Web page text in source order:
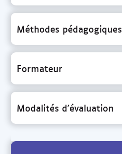
Méthodes pédagogiques
Formateur
Modalités d'évaluation